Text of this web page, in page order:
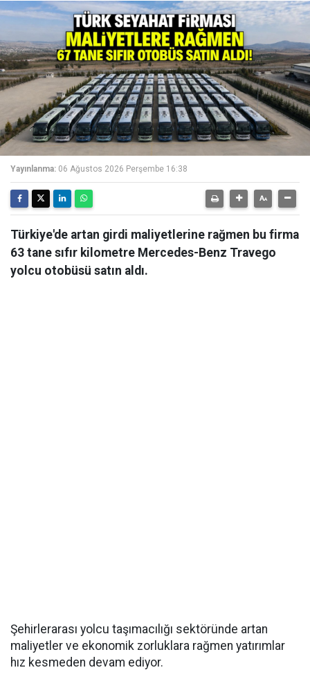
Yayınlanma: 06 Ağustos 2026 Perşembe 16:38
Türkiye'de artan girdi maliyetlerine rağmen bu firma
63 tane sıfır kilometre Mercedes-Benz Travego
yolcu otobüsü satın aldı.
Şehirlerarası yolcu taşımacılığı sektöründe artan
maliyetler ve ekonomik zorluklara rağmen yatırımlar
hız kesmeden devam ediyor.